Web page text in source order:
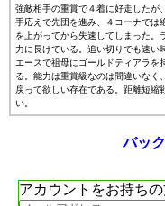
強敵相手の重賞で４着に好走したが
手応えで先団を進み、４コーナでは
を上がってから失速してしまった。
力に長けている。追い切りでも速い
エースで祖母にゴールドティアラを
る。能力は重賞級なのは間違いなく
戻って欲しい存在である。距離短縮
い。
バッ
アカウントをお持ち